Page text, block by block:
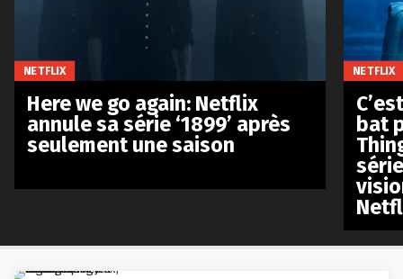
NETFLIX
Here we go again: Netflix
annule sa série ‘1899’ après
seulement une saison
NETFLIX
bat